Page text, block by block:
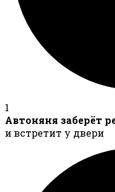
1
Автоняня заберёт
и встретит у двери